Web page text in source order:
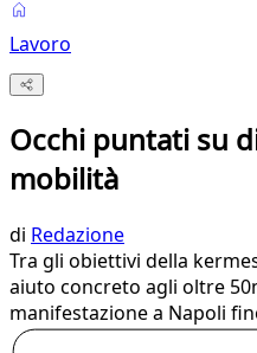
Lavoro
Occhi puntati su
mobilità
di Redazione
Tra gli obiettivi della
aiuto concreto agli oltre
manifestazione a Napoli